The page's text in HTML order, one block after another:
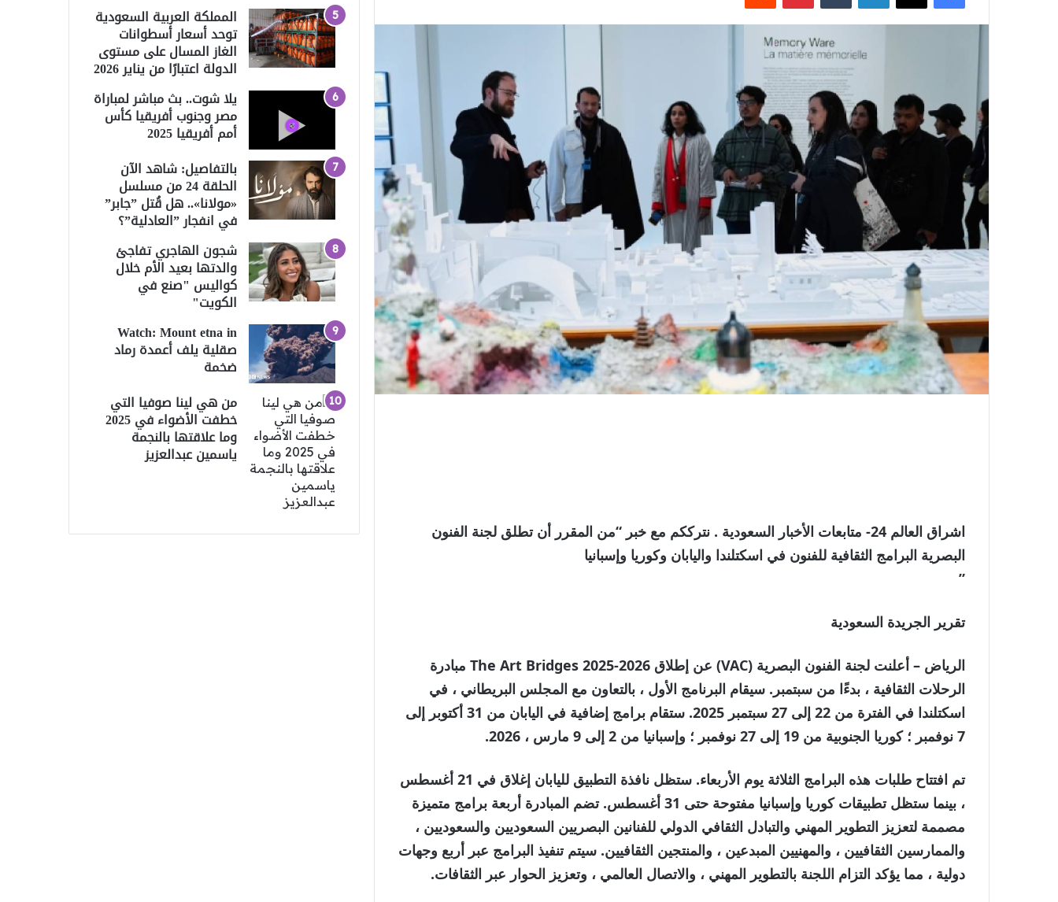
اشراق العالم 24- متابعات الأخبار السعودية . نترككم مع خبر “من المقرر أن تطلق لجنة الفنون
البصرية البرامج الثقافية للفنون في اسكتلندا واليابان وكوريا وإسبانيا
”
تقرير الجريدة السعودية
الرياض –
أعلنت لجنة الفنون البصرية (VAC) عن إطلاق The Art Bridges 2025-2026 مبادرة
الرحلات الثقافية ، بدءًا من سبتمبر. سيقام البرنامج الأول ، بالتعاون مع المجلس البريطاني ، في
اسكتلندا في الفترة من 22 إلى 27 سبتمبر 2025.
ستقام برامج إضافية في اليابان من 31 أكتوبر إلى
7 نوفمبر ؛ كوريا الجنوبية من 19 إلى 27 نوفمبر ؛ وإسبانيا من 2 إلى 9 مارس ، 2026.
تم افتتاح طلبات هذه البرامج الثلاثة يوم الأربعاء. ستظل نافذة التطبيق لليابان إغلاق في 21 أغسطس
، بينما ستظل تطبيقات كوريا وإسبانيا مفتوحة حتى 31 أغسطس. تضم المبادرة أربعة برامج متميزة
مصممة لتعزيز التطوير المهني والتبادل الثقافي الدولي للفنانين البصريين السعوديين والسعوديين ،
والممارسين الثقافيين ، والمهنيين المبدعين ، والمنتجين الثقافيين. سيتم تنفيذ البرامج عبر أربع وجهات
دولية ، مما يؤكد التزام اللجنة بالتطوير المهني ، والاتصال العالمي ، وتعزيز الحوار عبر الثقافات.
المملكة العربية السعودية
توحد أسعار أسطوانات
الغاز المسال على مستوى
الدولة اعتبارًا من يناير 2026
يلا شوت.. بث مباشر لمباراة
مصر وجنوب أفريقيا كأس
أمم أفريقيا 2025
بالتفاصيل: شاهد الآن
الحلقة 24 من مسلسل
«مولانا».. هل قُتل ”جابر”
في انفجار ”العادلية”؟
شجون الهاجري تفاجئ
والدتها بعيد الأم خلال
كواليس "صنع في
الكويت"
Watch: Mount etna in
صقلية يلف أعمدة رماد
ضخمة
من هي لينا صوفيا التي
خطفت الأضواء في 2025
وما علاقتها بالنجمة
ياسمين عبدالعزيز